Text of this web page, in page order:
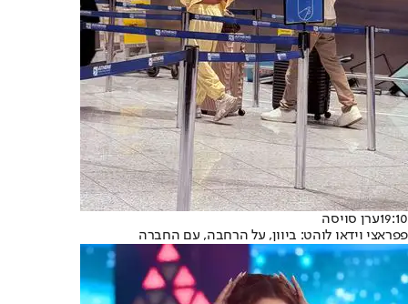
19:10ערן סויסה
פפראצי וידאו לוהט: ביוון, על הרחבה, עם החברה